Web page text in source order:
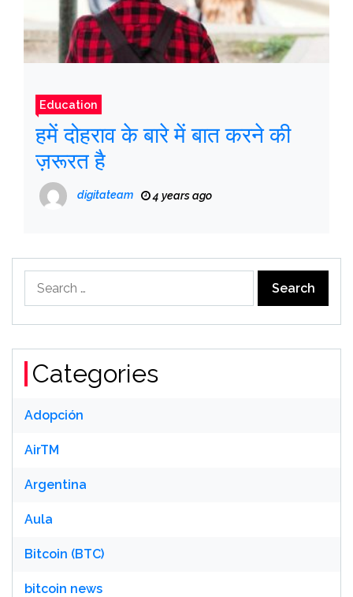
Education
हमें दोहराव के बारे में बात करने की
ज़रूरत है
digitateam 4 years ago
for:
Categories
Adopción
AirTM
Argentina
Aula
Bitcoin (BTC)
bitcoin news